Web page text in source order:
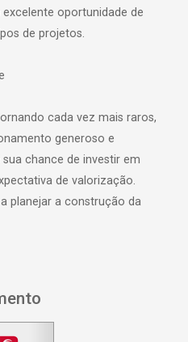
oportunidade de
de projetos.
cada vez mais raros,
generoso e
chance de investir em
de valorização.
planejar a construção da